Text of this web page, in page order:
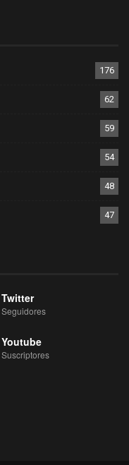
176
62
59
54
48
47
Twitter
Seguidores
Youtube
Suscriptores